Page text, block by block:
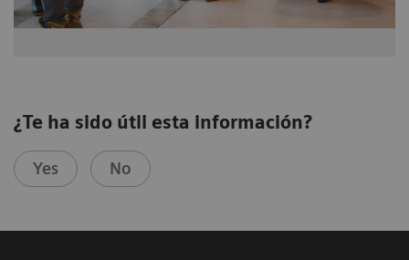
¿Te ha sido útil esta información?
Yes No